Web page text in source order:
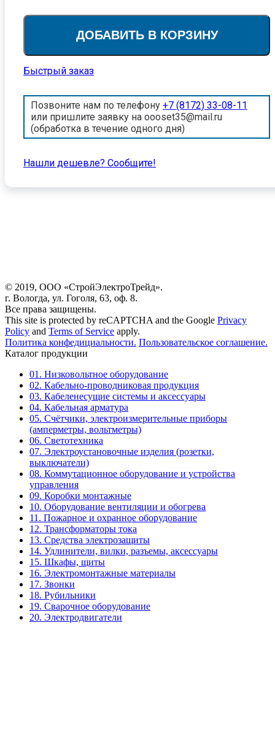
ДОБАВИТЬ В КОРЗИНУ
Быстрый заказ
Позвоните нам по телефону +7 (8172) 33-08-11
или пришлите заявку на oooset35@mail.ru
(обработка в течение одного дня)
Нашли дешевле? Cообщите!
© 2019, ООО «СтройЭлектроТрейд».
г. Вологда, ул. Гоголя, 63, оф. 8.
Все права защищены.
This site is protected by reCAPTCHA and the Google Privacy
Policy and Terms of Service apply.
Политика конфедициальности. Пользовательское соглашение.
Каталог продукции
01. Низковольтное оборудование
02. Кабельно-проводниковая продукция
03. Кабеленесущие системы и аксессуары
04. Кабельная арматура
05. Счётчики, электроизмерительные приборы
(амперметры, вольтметры)
06. Светотехника
07. Электроустановочные изделия (розетки,
выключатели)
08. Коммутационное оборудование и устройства
управления
09. Коробки монтажные
10. Оборудование вентиляции и обогрева
11. Пожарное и охранное оборудование
12. Трансформаторы тока
13. Средства электрозащиты
14. Удлинители, вилки, разъемы, аксессуары
15. Шкафы, щиты
16. Электромонтажные материалы
17. Звонки
18. Рубильники
19. Сварочное оборудование
20. Электродвигатели